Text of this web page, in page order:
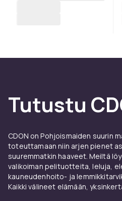
Tutustu
CDON on Pohjoismaiden suurin
toteuttamaan niin arjen pienet
suuremmatkin haaveet. Meiltä
valikoiman pelituotteita, leluja,
kauneudenhoito- ja
Kaikki välineet elämään,